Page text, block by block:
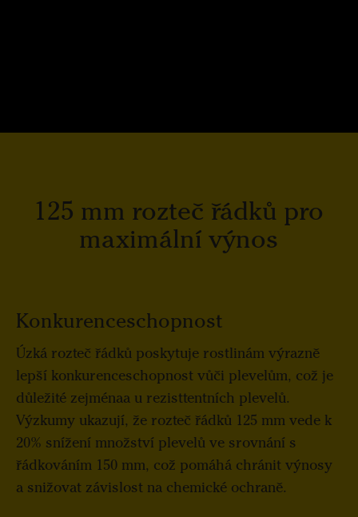
125 mm rozteč řádků pro
maximální výnos
Konkurenceschopnost
Úzká rozteč řádků poskytuje rostlinám výrazně
lepší konkurenceschopnost vůči plevelům, což je
důležité zejménaa u rezisttentních plevelů.
Výzkumy ukazují, že rozteč řádků 125 mm vede k
20% snížení množství plevelů ve srovnání s
řádkováním 150 mm, což pomáhá chránit výnosy
a snižovat závislost na chemické ochraně.